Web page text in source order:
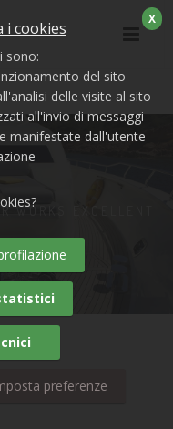
WORKS EXCELLENT
X
i cookies
sono:
del sito
delle visite al sito
all'invio di messaggi
manifestate dall'utente
preferenze